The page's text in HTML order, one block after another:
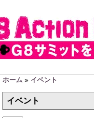
ホーム » イベント
イベント